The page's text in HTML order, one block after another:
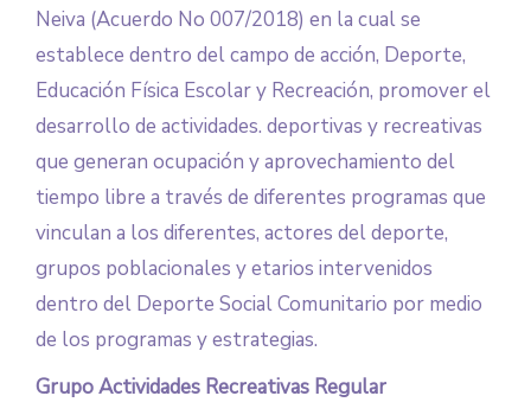
Neiva (Acuerdo No 007/2018) en la cual se
establece dentro del campo de acción, Deporte,
Educación Física Escolar y Recreación, promover el
desarrollo de actividades. deportivas y recreativas
que generan ocupación y aprovechamiento del
tiempo libre a través de diferentes programas que
vinculan a los diferentes, actores del deporte,
grupos poblacionales y etarios intervenidos
dentro del Deporte Social Comunitario por medio
de los programas y estrategias.
Grupo Actividades Recreativas Regular